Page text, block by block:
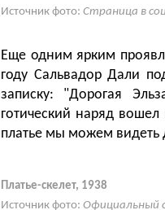
Источник фото: Страница в
Еще одним ярким
году Сальвадор Дали
записку: "Дорогая
готический наряд
платье мы можем видеть
Платье-скелет, 1938
Источник фото: Официальный